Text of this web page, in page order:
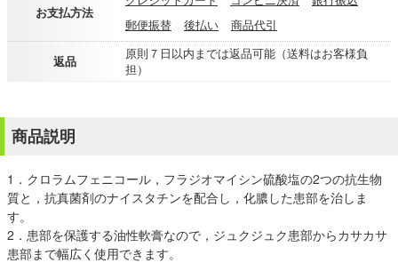
お支払方法
郵便振替
後払い 商品代引
返品
原則７日以内までは返品可能（送料はお客様負
担）
商品説明
1．クロラムフェニコール，フラジオマイシン硫酸塩の2つの抗生物
質と，抗真菌剤のナイスタチンを配合し，化膿した患部を治しま
す。
2．患部を保護する油性軟膏なので，ジュクジュク患部からカサカサ
患部まで幅広く使用できます。